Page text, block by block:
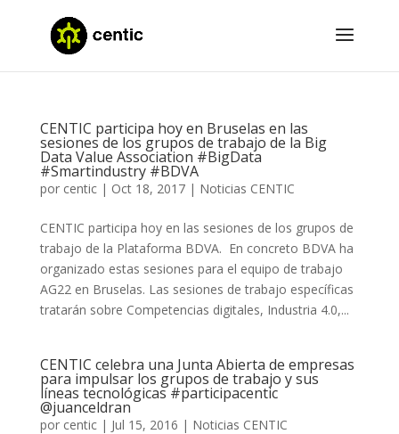
CENTIC participa hoy en Bruselas en las
sesiones de los grupos de trabajo de la Big
Data Value Association #BigData
#Smartindustry #BDVA
por centic| Oct 18, 2017| Noticias CENTIC
CENTIC participa hoy en las sesiones de los grupos de
trabajo de la Plataforma BDVA. En concreto BDVA ha
organizado estas sesiones para el equipo de trabajo
AG22 en Bruselas. Las sesiones de trabajo específicas
tratarán sobre Competencias digitales, Industria 4.0,...
CENTIC celebra una Junta Abierta de empresas
para impulsar los grupos de trabajo y sus
líneas tecnológicas #participacentic
@juanceldran
por centic| Jul 15, 2016 | Noticias CENTIC